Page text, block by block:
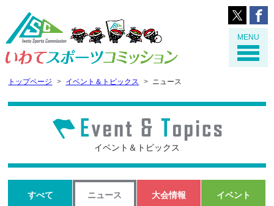
MENU
トップページ イベント＆トピックス ニュース
イベント＆トピックス
すべて ニュース 大会情報 イベント